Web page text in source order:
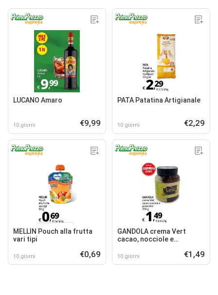
LUCANO Amaro
10 giorni €9,99
PATA Patatina Artigianale
10 giorni €2,29
MELLIN Pouch alla frutta
vari tipi
10 giorni €0,69
GANDOLA crema Vert
cacao, nocciole e
10 giorni €1,49